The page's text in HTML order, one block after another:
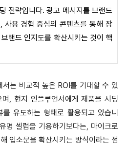
전략입니다. 광고 메시지를 브랜드
사용 경험 중심의 콘텐츠를 통해 잠
랜드 인지도를 확산시키는 것이 핵
는 비교적 높은 ROI를 기대할 수 있
, 현지 인플루언서에게 제품을 시딩
유도하는 형태로 활용되고 있습니
명 셀럽을 기용하기보다는, 마이크로
입소문을 확산시키는 방식이라는 점